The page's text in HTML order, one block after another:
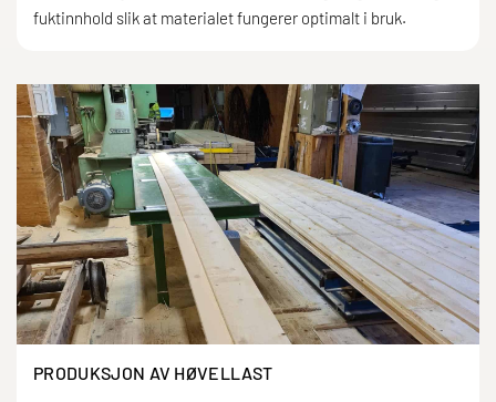
fuktinnhold slik at materialet fungerer optimalt i bruk.
PRODUKSJON AV HØVELLAST